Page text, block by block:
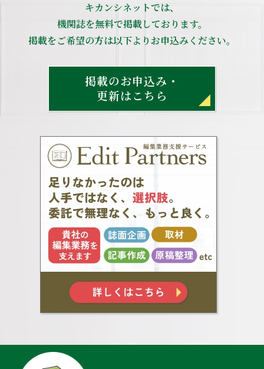
キカンシネットでは、
機関誌を無料で掲載しております。
掲載をご希望の方は以下よりお申込みください。
掲載のお申込み・
更新はこちら